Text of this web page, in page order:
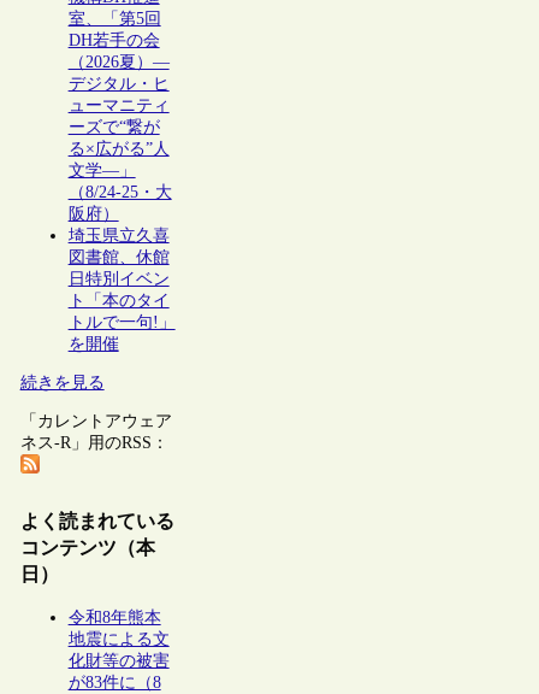
室、「第5回
DH若手の会
（2026夏）―
デジタル・ヒ
ューマニティ
ーズで“繋が
る×広がる”人
文学―」
（8/24-25・大
阪府）
埼玉県立久喜
図書館、休館
日特別イベン
ト「本のタイ
トルで一句!」
を開催
続きを見る
「カレントアウェア
ネス-R」用のRSS：
よく読まれている
コンテンツ（本
日）
令和8年熊本
地震による文
化財等の被害
が83件に（8